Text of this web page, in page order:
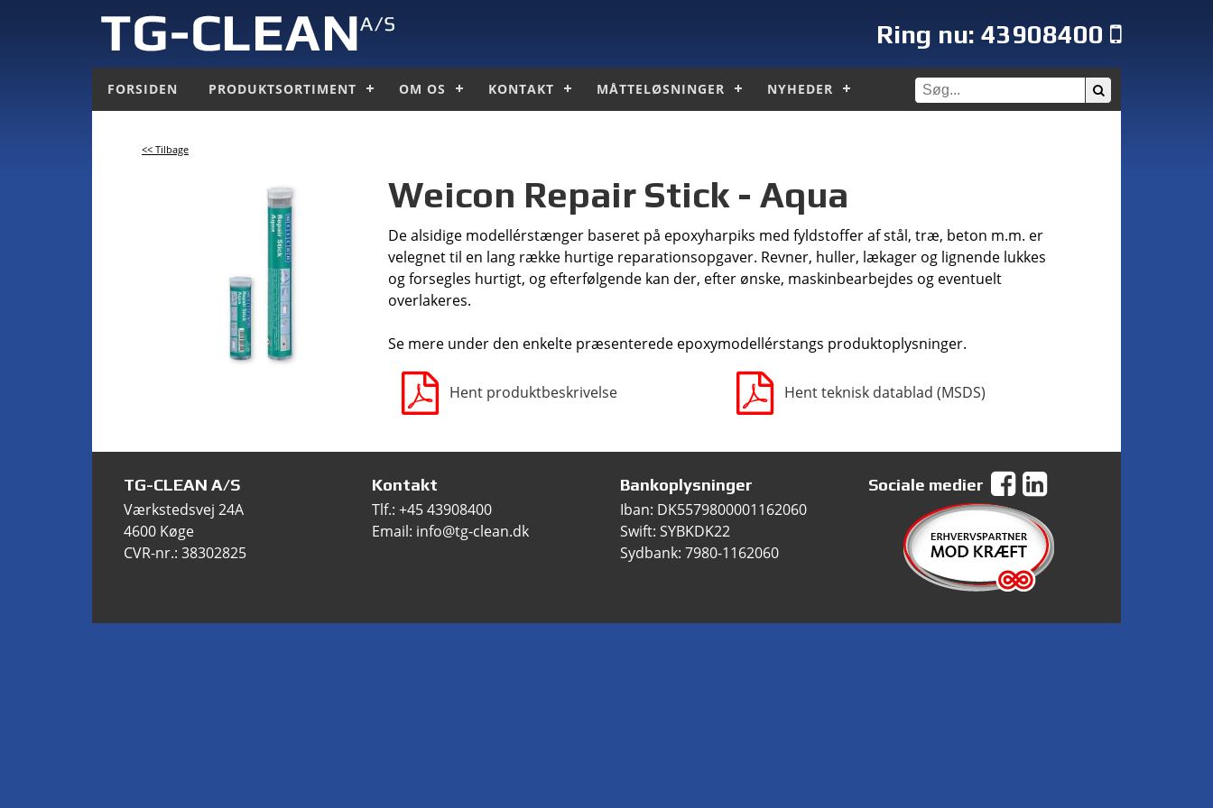
Ring nu: 43908400
FORSIDEN PRODUKTSORTIMENT OM OS KONTAKT MÅTTELØSNINGER NYHEDER
<< Tilbage
Weicon Repair Stick - Aqua
De alsidige modellérstænger baseret på epoxyharpiks med fyldstoffer af stål, træ, beton m.m. er
velegnet til en lang række hurtige reparationsopgaver. Revner, huller, lækager og lignende lukkes
og forsegles hurtigt, og efterfølgende kan der, efter ønske, maskinbearbejdes og eventuelt
overlakeres.
Se mere under den enkelte præsenterede epoxymodellérstangs produktoplysninger.
Hent produktbeskrivelse Hent teknisk datablad (MSDS)
TG-CLEAN A/S
Værkstedsvej 24A
4600 Køge
CVR-nr.: 38302825
Kontakt
Tlf.: +45 43908400
Email: info@tg-clean.dk
Bankoplysninger
Iban: DK5579800001162060
Swift: SYBKDK22
Sydbank: 7980-1162060
Sociale medier